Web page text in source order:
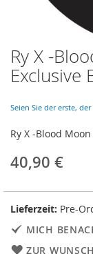
Skip
to
the
of
images
Ry X -
Exclusive
Seien Sie der erste,
Ry X -Blood
40,90 €
Lieferzeit: Pre-
MICH
ZUR